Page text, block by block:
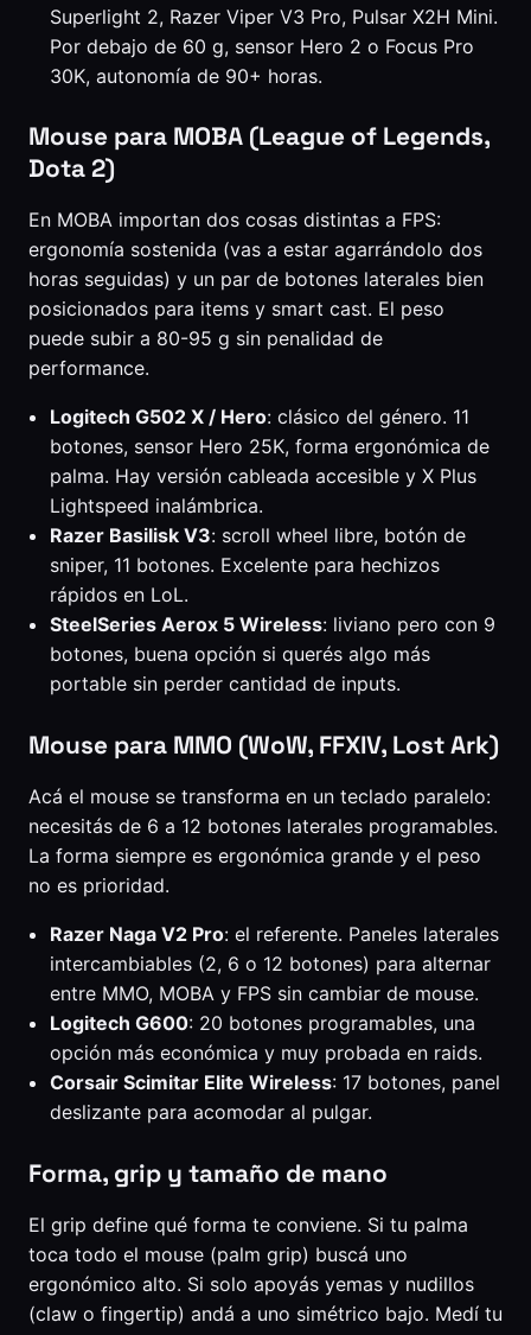
Superlight 2, Razer Viper V3 Pro, Pulsar X2H Mini.
Por debajo de 60 g, sensor Hero 2 o Focus Pro
30K, autonomía de 90+ horas.
Mouse para MOBA (League of Legends,
Dota 2)
En MOBA importan dos cosas distintas a FPS:
ergonomía sostenida (vas a estar agarrándolo dos
horas seguidas) y un par de botones laterales bien
posicionados para items y smart cast. El peso
puede subir a 80-95 g sin penalidad de
performance.
Logitech G502 X / Hero: clásico del género. 11
botones, sensor Hero 25K, forma ergonómica de
palma. Hay versión cableada accesible y X Plus
Lightspeed inalámbrica.
Razer Basilisk V3: scroll wheel libre, botón de
sniper, 11 botones. Excelente para hechizos
rápidos en LoL.
SteelSeries Aerox 5 Wireless: liviano pero con 9
botones, buena opción si querés algo más
portable sin perder cantidad de inputs.
Mouse para MMO (WoW, FFXIV, Lost Ark)
Acá el mouse se transforma en un teclado paralelo:
necesitás de 6 a 12 botones laterales programables.
La forma siempre es ergonómica grande y el peso
no es prioridad.
Razer Naga V2 Pro: el referente. Paneles laterales
intercambiables (2, 6 o 12 botones) para alternar
entre MMO, MOBA y FPS sin cambiar de mouse.
Logitech G600: 20 botones programables, una
opción más económica y muy probada en raids.
Corsair Scimitar Elite Wireless: 17 botones, panel
deslizante para acomodar al pulgar.
Forma, grip y tamaño de mano
El grip define qué forma te conviene. Si tu palma
toca todo el mouse (palm grip) buscá uno
ergonómico alto. Si solo apoyás yemas y nudillos
(claw o fingertip) andá a uno simétrico bajo. Medí tu